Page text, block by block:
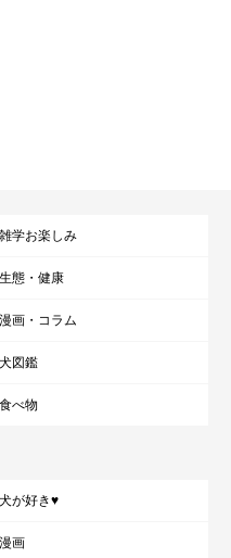
雑学お楽しみ
生態・健康
漫画・コラム
犬図鑑
食べ物
犬が好き♥
漫画